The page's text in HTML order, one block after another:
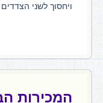
ויחסוך לשני
המכירות